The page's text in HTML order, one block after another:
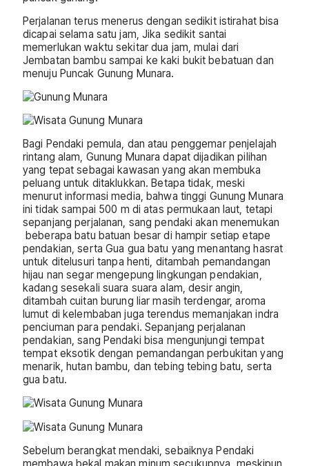
Perjalanan terus menerus dengan sedikit istirahat bisa
dicapai selama satu jam, Jika sedikit santai
memerlukan waktu sekitar dua jam, mulai dari
Jembatan bambu sampai ke kaki bukit bebatuan dan
menuju Puncak Gunung Munara.
Bagi Pendaki pemula, dan atau penggemar penjelajah
rintang alam, Gunung Munara dapat dijadikan pilihan
yang tepat sebagai kawasan yang akan membuka
peluang untuk ditaklukkan. Betapa tidak, meski
menurut informasi media, bahwa tinggi Gunung Munara
ini tidak sampai 500 m di atas permukaan laut, tetapi
sepanjang perjalanan, sang pendaki akan menemukan
beberapa batu batuan besar di hampir setiap etape
pendakian, serta Gua gua batu yang menantang hasrat
untuk ditelusuri tanpa henti, ditambah pemandangan
hijau nan segar mengepung lingkungan pendakian,
kadang sesekali suara suara alam, desir angin,
ditambah cuitan burung liar masih terdengar, aroma
lumut di kelembaban juga terendus memanjakan indra
penciuman para pendaki. Sepanjang perjalanan
pendakian, sang Pendaki bisa mengunjungi tempat
tempat eksotik dengan pemandangan perbukitan yang
menarik, hutan bambu, dan tebing tebing batu, serta
gua batu.
Sebelum berangkat mendaki, sebaiknya Pendaki